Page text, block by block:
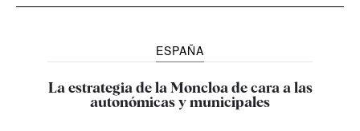
ESPAÑA
La estrategia de la Moncloa de cara a las
autonómicas y municipales